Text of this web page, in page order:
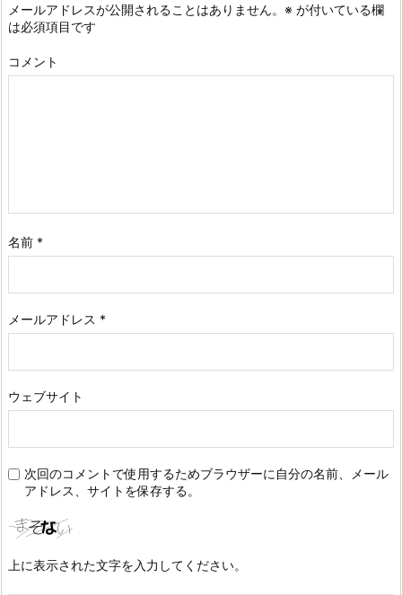
メールアドレスが公開されることはありません。 ※ が付いている欄
は必須項目です
コメント
名前 *
メールアドレス *
ウェブサイト
次回のコメントで使用するためブラウザーに自分の名前、メール
アドレス、サイトを保存する。
上に表示された文字を入力してください。